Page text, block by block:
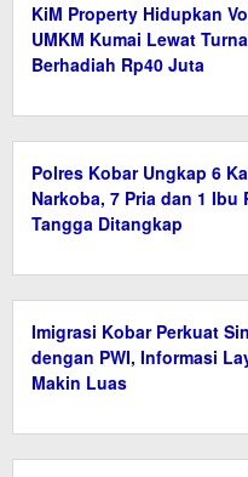
KiM Property Hidupkan
UMKM Kumai Lewat
Berhadiah Rp40 Juta
Polres Kobar Ungkap 6
Narkoba, 7 Pria dan 1 Ibu
Tangga Ditangkap
Imigrasi Kobar Perkuat
dengan PWI, Informasi
Makin Luas